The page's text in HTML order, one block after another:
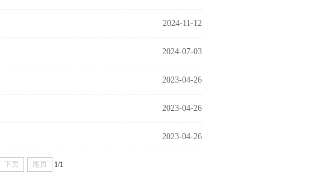
2024-11-12
2024-07-03
2023-04-26
2023-04-26
2023-04-26
下页 尾页 1/1